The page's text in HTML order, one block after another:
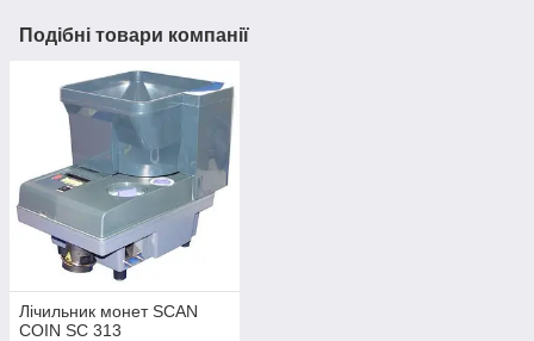
Подібні товари компанії
Лічильник монет SCAN
COIN SC 313